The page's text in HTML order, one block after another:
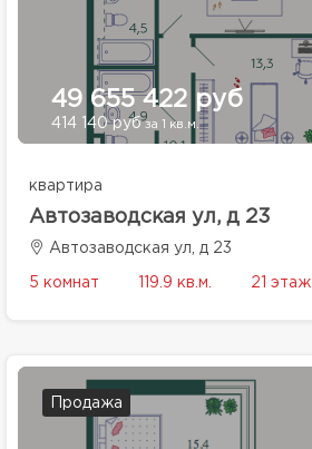
49 655 422 руб
414 140 рубза 1 кв.м.
квартира
Автозаводская ул, д 23
Автозаводская ул, д 23
5 комнат 119.9 кв.м. 21 этаж
Продажа